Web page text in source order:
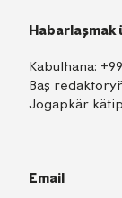
Habarlaşmak
Kabulhana:
Baş
Jogapkär
Email